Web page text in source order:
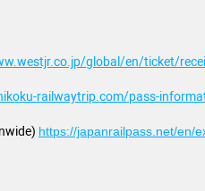
global/en/ticket/
railwaytrip. com/pass-
https://japanrailpass.net/en/